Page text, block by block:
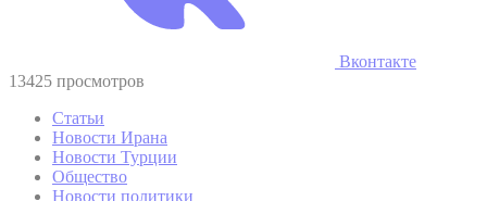
Вконтакте
13425 просмотров
Статьи
Новости Ирана
Новости Турции
Общество
Новости политики